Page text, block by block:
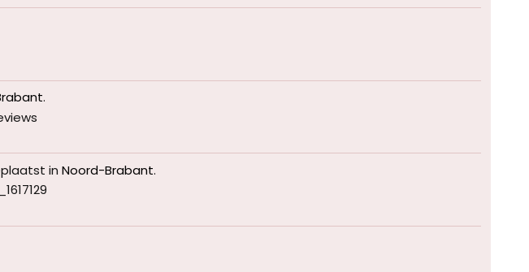
.
inNoord-Brabant.